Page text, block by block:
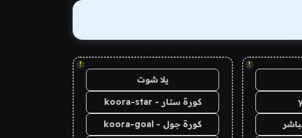
!
!
يلا شوت
كورة ستار - koora-star
كورة جول - koora-goal